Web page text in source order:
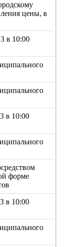
цены, в
в 10:00
в 10:00
форме
в 10:00